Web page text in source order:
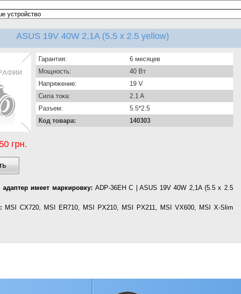
ASUS 19V 40W 2,1A (5.5 x 2.5 yellow)
грн.
Гарантия:
6 месяцев
Мощность:
40 Вт
Напряжение:
19 V
Сила тока:
2.1 A
Разъем:
5.5*2.5
Код товара:
140303
имеет маркировку: ADP-36EH C | ASUS 19V 40W 2,1A (5.5 x 2.5
MSI CX720, MSI ER710, MSI PX210, MSI PX211, MSI VX600, MSI X-Slim